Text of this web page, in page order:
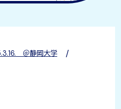
＠静岡大学/